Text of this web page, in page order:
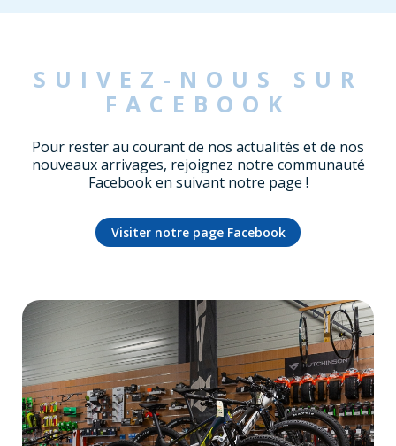
SUIVEZ-NOUS SUR
FACEBOOK
Pour rester au courant de nos actualités et de nos
nouveaux arrivages, rejoignez notre communauté
Facebook en suivant notre page !
Visiter notre page Facebook